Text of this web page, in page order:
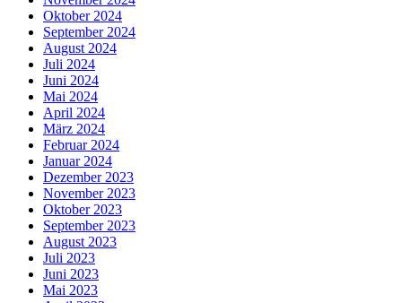
Oktober 2024
September 2024
August 2024
Juli 2024
Juni 2024
Mai 2024
April 2024
März 2024
Februar 2024
Januar 2024
Dezember 2023
November 2023
Oktober 2023
September 2023
August 2023
Juli 2023
Juni 2023
Mai 2023